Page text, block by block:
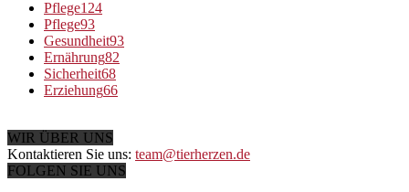
Pflege124
Pflege93
Gesundheit93
Ernährung82
Sicherheit68
Erziehung66
WIR ÜBER UNS
Kontaktieren Sie uns: team@tierherzen.de
FOLGEN SIE UNS